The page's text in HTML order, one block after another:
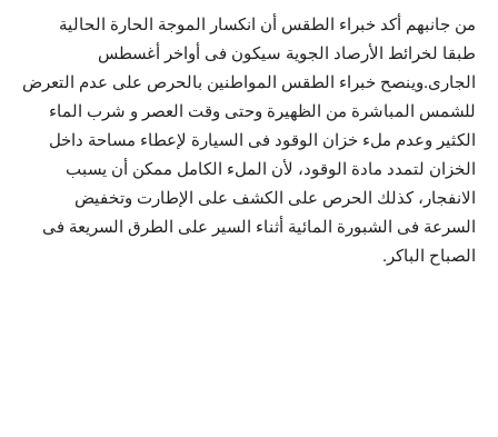
من جانبهم أكد خبراء الطقس أن انكسار الموجة الحارة الحالية
طبقا لخرائط الأرصاد الجوية سيكون فى أواخر أغسطس
الجارى.وينصح خبراء الطقس المواطنين بالحرص على عدم التعرض
للشمس المباشرة من الظهيرة وحتى وقت العصر و شرب الماء
الكثير وعدم ملء خزان الوقود فى السيارة لإعطاء مساحة داخل
الخزان لتمدد مادة الوقود، لأن الملء الكامل ممكن أن يسبب
الانفجار، كذلك الحرص على الكشف على الإطارت وتخفيض
السرعة فى الشبورة المائية أثناء السير على الطرق السريعة فى
الصباح الباكر.